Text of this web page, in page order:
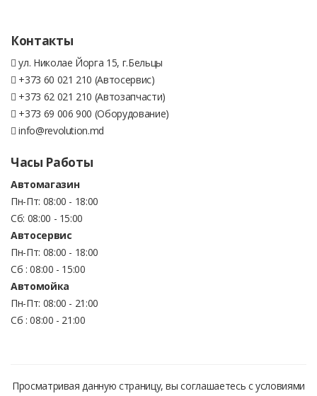
Контакты
ул. Николае Йорга 15, г.Бельцы
+373 60 021 210 (Автосервис)
+373 62 021 210 (Автозапчасти)
+373 69 006 900 (Оборудование)
info@revolution.md
Часы Работы
Автомагазин
Пн-Пт: 08:00 - 18:00
Сб: 08:00 - 15:00
Автосервис
Пн-Пт: 08:00 - 18:00
Сб : 08:00 - 15:00
Автомойка
Пн-Пт: 08:00 - 21:00
Сб : 08:00 - 21:00
Просматривая данную страницу, вы соглашаетесь с условиями